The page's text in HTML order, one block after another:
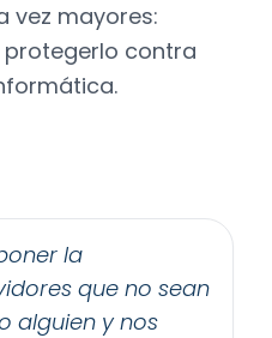
vez mayores:
contra
que no sean
alguien y nos